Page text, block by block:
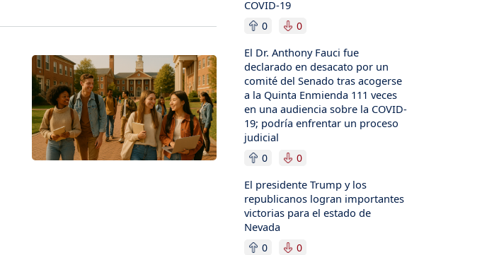
Imagen
COVID-19
0 0
El Dr. Anthony Fauci fue
declarado en desacato por un
comité del Senado tras acogerse
a la Quinta Enmienda 111 veces
en una audiencia sobre la COVID-
19; podría enfrentar un proceso
judicial
0 0
El presidente Trump y los
republicanos logran importantes
victorias para el estado de
Nevada
0 0